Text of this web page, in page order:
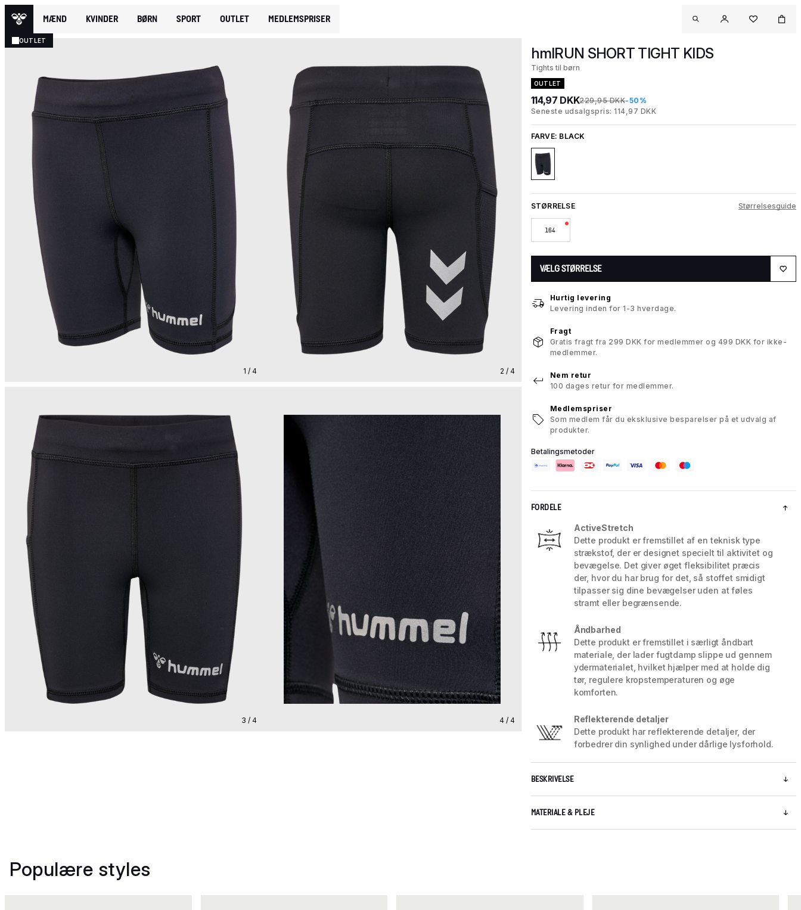
MÆND KVINDER BØRN SPORT OUTLET MEDLEMSPRISER
OUTLET
1 / 4 2 / 4
3 / 4 4 / 4
hmlRUN SHORT TIGHT KIDS
Tights til børn
OUTLET
114,97 DKK229,95 DKK-50%
Seneste udsalgspris: 114,97 DKK
FARVE: BLACK
STØRRELSE Størrelsesguide
164
VÆLG STØRRELSE
Hurtig levering
Levering inden for 1-3 hverdage.
Fragt
Gratis fragt fra 299 DKK for medlemmer og 499 DKK for ikke-
medlemmer.
Nem retur
100 dages retur for medlemmer.
Medlemspriser
Som medlem får du eksklusive besparelser på et udvalg af
produkter.
Betalingsmetoder
FORDELE
ActiveStretch
Dette produkt er fremstillet af en teknisk type
strækstof, der er designet specielt til aktivitet og
bevægelse. Det giver øget fleksibilitet præcis
der, hvor du har brug for det, så stoffet smidigt
tilpasser sig dine bevægelser uden at føles
stramt eller begrænsende.
Åndbarhed
Dette produkt er fremstillet i særligt åndbart
materiale, der lader fugtdamp slippe ud gennem
ydermaterialet, hvilket hjælper med at holde dig
tør, regulere kropstemperaturen og øge
komforten.
Reflekterende detaljer
Dette produkt har reflekterende detaljer, der
forbedrer din synlighed under dårlige lysforhold.
BESKRIVELSE
MATERIALE & PLEJE
Populære styles